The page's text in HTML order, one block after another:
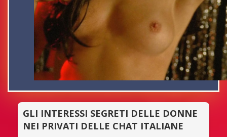
GLI INTERESSI SEGRETI DELLE DONNE
NEI PRIVATI DELLE CHAT ITALIANE